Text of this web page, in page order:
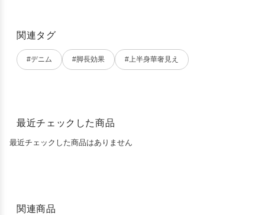
関連タグ
#デニム #脚長効果 #上半身華奢見え
最近チェックした商品
最近チェックした商品はありません
関連商品